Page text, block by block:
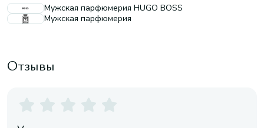
Мужская парфюмерия HUGO BOSS
Мужская парфюмерия
Отзывы